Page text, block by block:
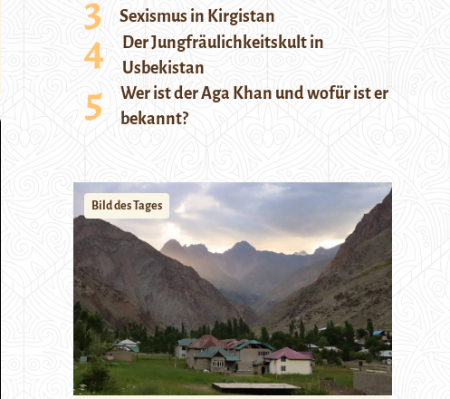
Sexismus in Kirgistan
Der Jungfräulichkeitskult in
Usbekistan
Wer ist der Aga Khan und wofür ist er
bekannt?
Bild des Tages